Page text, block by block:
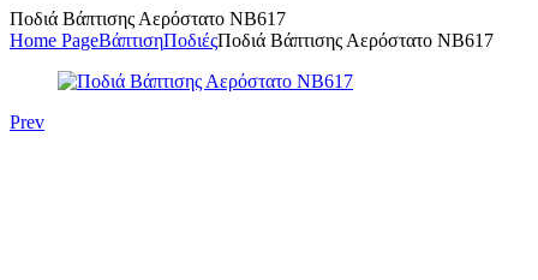
Ποδιά Βάπτισης Αερόστατο ΝΒ617
Home PageΒάπτισηΠοδιέςΠοδιά Βάπτισης Αερόστατο ΝΒ617
Prev